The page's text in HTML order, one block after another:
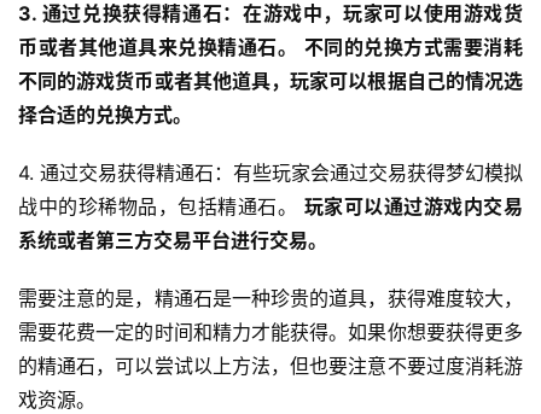
3. 通过兑换获得精通石：在游戏中，玩家可以使用游戏货
币或者其他道具来兑换精通石。
不同的兑换方式需要消耗
不同的游戏货币或者其他道具，玩家可以根据自己的情况选
择合适的兑换方式。
4. 通过交易获得精通石：有些玩家会通过交易获得梦幻模拟
战中的珍稀物品，包括精通石。 玩家可以通过游戏内交易
系统或者第三方交易平台进行交易。
需要注意的是，精通石是一种珍贵的道具，获得难度较大，
需要花费一定的时间和精力才能获得。如果你想要获得更多
的精通石，可以尝试以上方法，但也要注意不要过度消耗游
戏资源。